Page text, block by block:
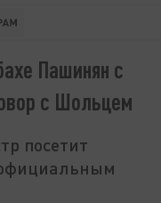
Пашинян с
с Шольцем
посетит